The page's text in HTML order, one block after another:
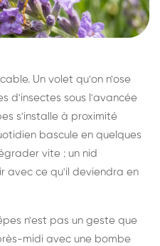
Un volet qu'on n'ose
d'insectes sous l'avancée
s'installe à proximité
bascule en quelques
vite : un nid
avec ce qu'il deviendra en
n'est pas un geste que
midi avec une bombe